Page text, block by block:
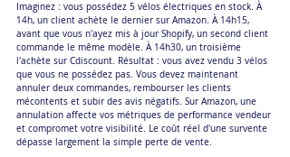
Imaginez : vous possédez 5 vélos électriques en stock. À
14h, un client achète le dernier sur Amazon. À 14h15,
avant que vous n'ayez mis à jour Shopify, un second client
commande le même modèle. À 14h30, un troisième
l'achète sur Cdiscount. Résultat : vous avez vendu 3 vélos
que vous ne possédez pas. Vous devez maintenant
annuler deux commandes, rembourser les clients
mécontents et subir des avis négatifs. Sur Amazon, une
annulation affecte vos métriques de performance vendeur
et compromet votre visibilité. Le coût réel d'une survente
dépasse largement la simple perte de vente.